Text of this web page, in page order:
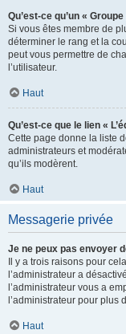
Qu’est-ce qu’un «
Si vous êtes membre de
déterminer le rang et la
peut vous permettre de
l’utilisateur.
Haut
Qu’est-ce que le lien «
Cette page donne la liste
administrateurs et
qu’ils modèrent.
Haut
Messagerie privée
Je ne peux pas envoyer
Il y a trois raisons pour
l’administrateur a
l’administrateur vous a
l’administrateur pour plus
Haut